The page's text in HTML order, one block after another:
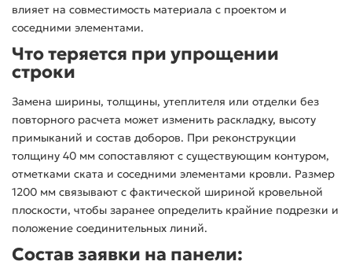
влияет на совместимость материала с проектом и
соседними элементами.
Что теряется при упрощении
строки
Замена ширины, толщины, утеплителя или отделки без
повторного расчета может изменить раскладку, высоту
примыканий и состав доборов. При реконструкции
толщину 40 мм сопоставляют с существующим контуром,
отметками ската и соседними элементами кровли. Размер
1200 мм связывают с фактической шириной кровельной
плоскости, чтобы заранее определить крайние подрезки и
положение соединительных линий.
Состав заявки на панели: